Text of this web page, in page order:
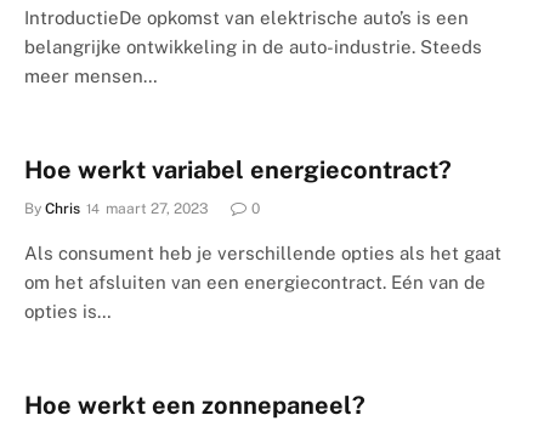
IntroductieDe opkomst van elektrische auto’s is een
belangrijke ontwikkeling in de auto-industrie. Steeds
meer mensen…
Hoe werkt variabel energiecontract?
By Chris maart 27, 2023 0
Als consument heb je verschillende opties als het gaat
om het afsluiten van een energiecontract. Eén van de
opties is…
Hoe werkt een zonnepaneel?